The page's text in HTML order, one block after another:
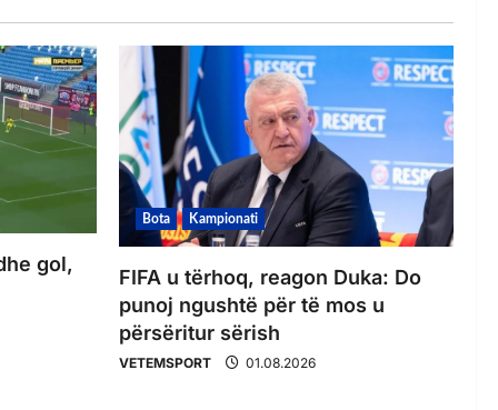
gol,
Bota Kampionati
FIFA u tërhoq, reagon Duka: Do
punoj ngushtë për të mos u
përsëritur sërish
VETEMSPORT 01.08.2026